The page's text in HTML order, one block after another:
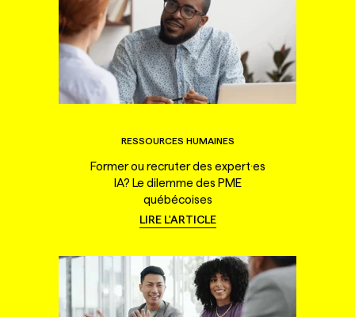
RESSOURCES HUMAINES
Former ou recruter des expert·es
IA? Le dilemme des PME
québécoises
LIRE L'ARTICLE